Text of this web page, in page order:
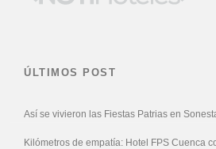
ÚLTIMOS POST
Así se vivieron las Fiestas Patrias en
Kilómetros de empatía: Hotel FPS Cuenca